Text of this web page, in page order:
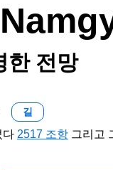
한 전망
길
다 2517 조항 그리고